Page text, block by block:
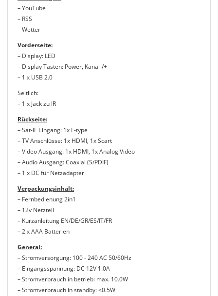
– YouTube
– RSS
– Wetter
Vorderseite:
– Display: LED
– Display Tasten: Power, Kanal-/+
– 1 x USB 2.0
Seitlich:
– 1 x Jack zu IR
Rückseite:
– Sat-IF Eingang: 1x F-type
– TV Anschlüsse: 1x HDMI, 1x Scart
– Video Ausgang: 1x HDMI, 1x Analog Video
– Audio Ausgang: Coaxial (S/PDIF)
– 1 x DC für Netzadapter
Verpackungsinhalt:
– Fernbedienung 2in1
– 12v Netzteil
– Kurzanleitung EN/DE/GR/ES/IT/FR
– 2 x AAA Batterien
General:
– Stromversorgung: 100 - 240 AC 50/60Hz
– Eingangsspannung: DC 12V 1.0A
– Stromverbrauch in betrieb: max. 10.0W
– Stromverbrauch in standby: <0.5W